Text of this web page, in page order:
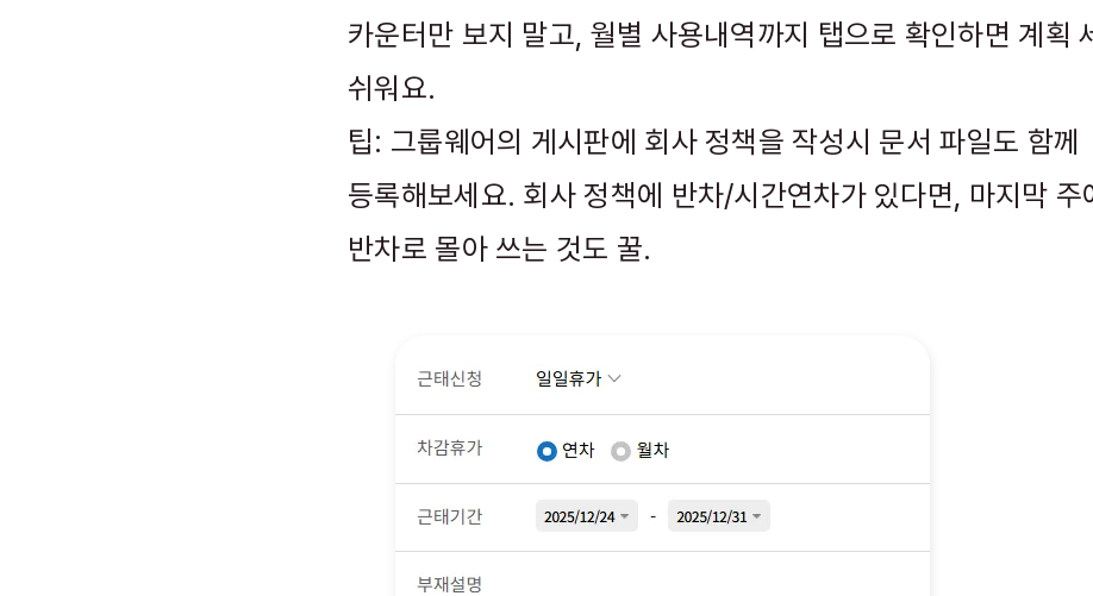
카운터만 보지 말고, 월별 사용내역까지 탭으로 확인하면 계획
쉬워요.
팁: 그룹웨어의 게시판에 회사 정책을 작성시 문서 파일도 함께
등록해보세요. 회사 정책에 반차/시간연차가 있다면, 마지막 주
반차로 몰아 쓰는 것도 꿀.